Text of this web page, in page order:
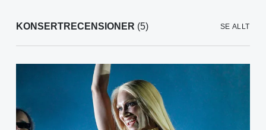
KONSERTRECENSIONER (5) SE ALLT